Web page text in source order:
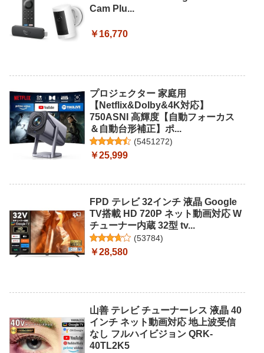
Cam Plu...
￥16,770
プロジェクター 家庭用
【Netflix&DoIby&4K対応】
750ASNI 高輝度【自動フォーカス
＆自動台形補正】ポ...
(5451272)
￥25,999
FPD テレビ 32インチ 液晶 Google
TV搭載 HD 720P ネット動画対応 W
チューナー内蔵 32型 tv...
(53784)
￥28,580
山善 テレビ チューナーレス 液晶 40
インチ ネット動画対応 地上波受信
なし フルハイビジョン QRK-
40TL2K5